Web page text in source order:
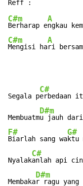
C#m
Berharap e
A
ngkau
C#m
Mengisi ha
A
ri
Segala p
C#
erbedaan
Membuatm
D#m
F#
Biarlah sang wa
G#
ktu
Nyalak
C#
anlah api
Membaka
D#m